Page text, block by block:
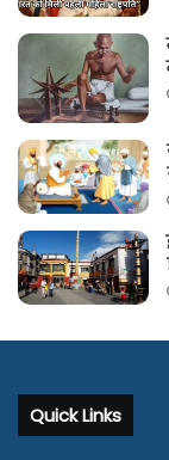
Quick Links